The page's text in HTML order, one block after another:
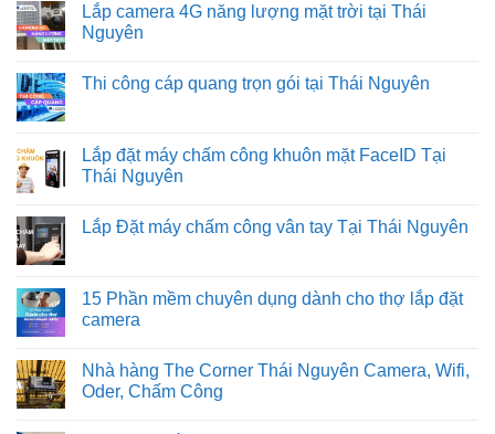
Lắp camera 4G năng lượng mặt trời tại Thái
Nguyên
bình
4G
năng
lượng
Thi công cáp quang trọn gói tại Thái Nguyên
luận
ở
Thi
quang
trọn
Nguyên
Lắp đặt máy chấm công khuôn mặt FaceID Tại
Thái Nguyên
bình
máy
công
FaceID
Tại
Thái
Lắp Đặt máy chấm công vân tay Tại Thái Nguyên
luận
ở
Lắp
chấm
công
vân
15 Phần mềm chuyên dụng dành cho thợ lắp đặt
camera
bình
luận
ở
Nhà hàng The Corner Thái Nguyên Camera, Wifi,
Oder, Chấm Công